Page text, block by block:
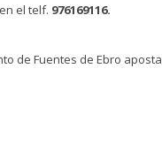
en el telf. 976169116.
de Fuentes de Ebro